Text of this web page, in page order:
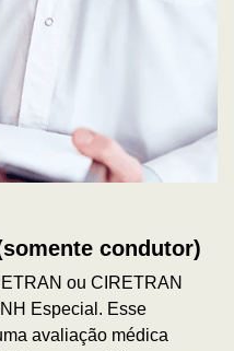
condutor)
ou CIRETRAN
Especial. Esse
avaliação médica